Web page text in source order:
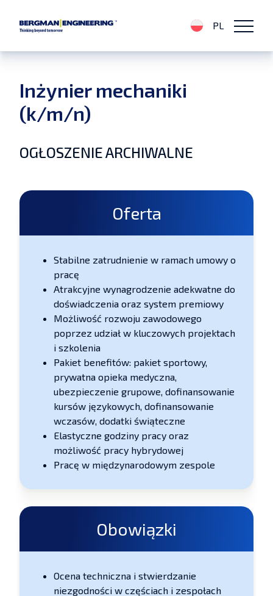
PL
Inżynier mechaniki
(k/m/n)
OGŁOSZENIE ARCHIWALNE
Oferta
Stabilne zatrudnienie w ramach umowy o
pracę
Atrakcyjne wynagrodzenie adekwatne do
doświadczenia oraz system premiowy
Możliwość rozwoju zawodowego
poprzez udział w kluczowych projektach
i szkolenia
Pakiet benefitów: pakiet sportowy,
prywatna opieka medyczna,
ubezpieczenie grupowe, dofinansowanie
kursów językowych, dofinansowanie
wczasów, dodatki świąteczne
Elastyczne godziny pracy oraz
możliwość pracy hybrydowej
Pracę w międzynarodowym zespole
Obowiązki
Ocena techniczna i stwierdzanie
niezgodności w częściach i zespołach